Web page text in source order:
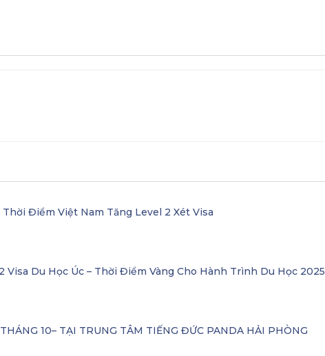
Điểm Việt Nam Tăng Level 2 Xét Visa
Visa Du Học Úc – Thời Điểm Vàng Cho Hành Trình Du Học 2025
10– TẠI TRUNG TÂM TIẾNG ĐỨC PANDA HẢI PHÒNG